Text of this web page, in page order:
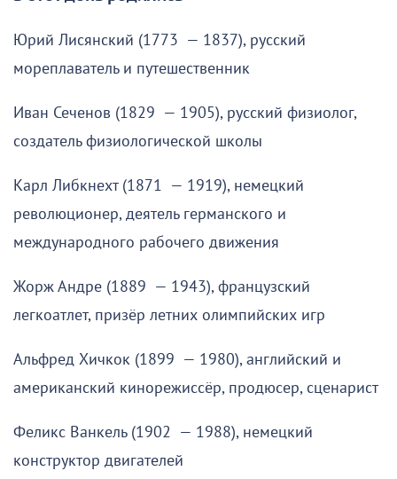
Юрий Лисянский (1773 — 1837), русский
мореплаватель и путешественник
Иван Сеченов (1829 — 1905), русский физиолог,
создатель физиологической школы
Карл Либкнехт (1871 — 1919), немецкий
революционер, деятель германского и
международного рабочего движения
Жорж Андре (1889 — 1943), французский
легкоатлет, призёр летних олимпийских игр
Альфред Хичкок (1899 — 1980), английский и
американский кинорежиссёр, продюсер, сценарист
Феликс Ванкель (1902 — 1988), немецкий
конструктор двигателей